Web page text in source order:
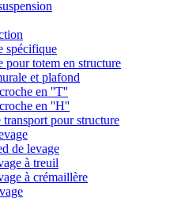
spécifique
pour totem en structure
et plafond
en ''T''
en ''H''
pour structure
de levage
à treuil
à crémaillère